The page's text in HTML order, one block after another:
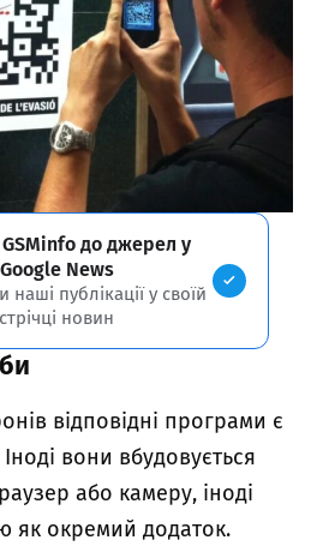
до джерел у
Google News
публікації у своїй
стрічці новин
відповідні програми є
вони вбудовується
або камеру, іноді
як окремий додаток.